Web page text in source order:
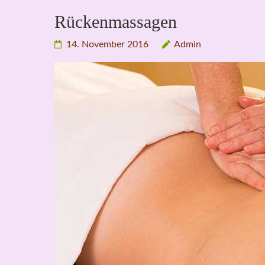
Rückenmassagen
14. November 2016 Admin